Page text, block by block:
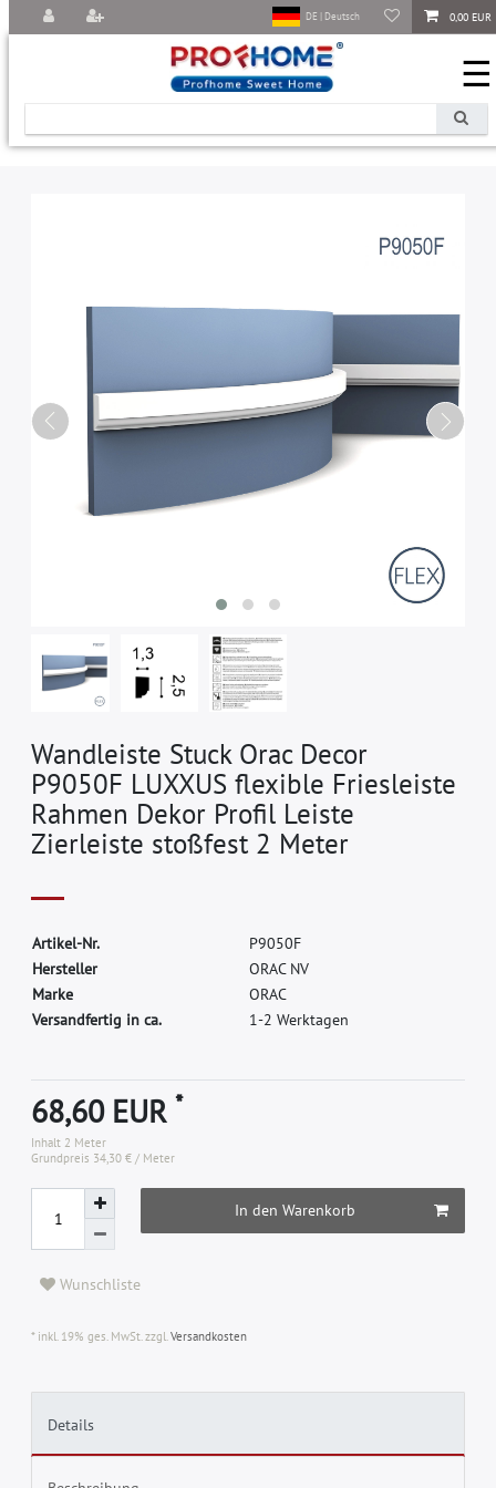
0,00 EUR
DE | Deutsch
☰
Wandleiste Stuck Orac Decor
P9050F LUXXUS flexible Friesleiste
Rahmen Dekor Profil Leiste
Zierleiste stoßfest 2 Meter
Artikel-Nr. P9050F
Hersteller ORAC NV
Marke ORAC
Versandfertig in ca.
1-2 Werktagen
68,60 EUR*
Inhalt 2 Meter
Grundpreis 34,30 € / Meter
In den Warenkorb
Wunschliste
* inkl. 19% ges. MwSt. zzgl.Versandkosten
Details